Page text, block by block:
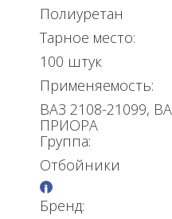
Полиуретан
Тарное место:
100 штук
Применяемость:
ВАЗ 2108-21099,
ПРИОРА
Группа:
Отбойники
Бренд: